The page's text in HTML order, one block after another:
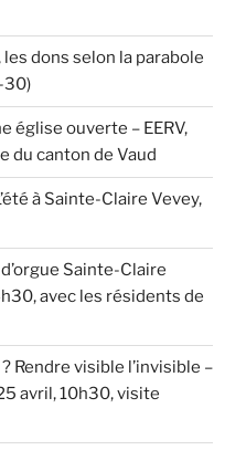
les dons selon la parabole
30)
église ouverte – EERV,
du canton de Vaud
à Sainte-Claire Vevey,
Sainte-Claire
avec les résidents de
Rendre visible l’invisible –
avril, 10h30, visite